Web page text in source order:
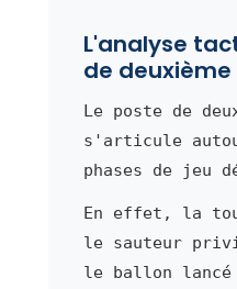
L'analyse
de deuxième
Le poste de
s'articule
phases de jeu
En effet, la
le sauteur
le ballon